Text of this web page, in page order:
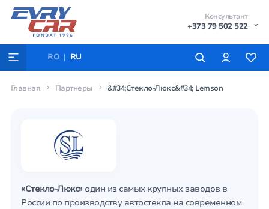
Консультант
+373 79 502 522
RO RU
Главная Партнеры &#34;Стекло-Люкс&#34; Lemson
«Стекло-Люкс»один из самых крупных заводов в
России по производству автостекла на современном